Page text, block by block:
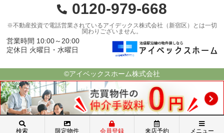
0120-979-668
※不動産投資で電話営業されているアイデックス株式会社（新宿区）とは一切
関わりございません。
営業時間 10:00～20:00
定休日 火曜日・水曜日
©アイベックスホーム株式会社
検索 限定物件 会員登録 来店予約 メニュー